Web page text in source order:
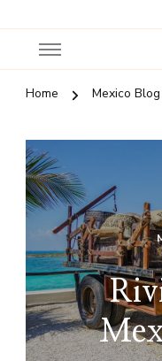
Home Mexico Blog